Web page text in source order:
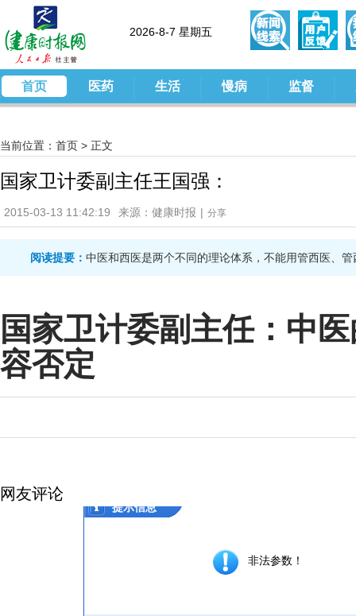
2026-8-7 星期五
首页 医药 生活 慢病 监督
当前位置： 首页 > 正文
国家卫计委副主任王国强：
2015-03-13 11:42:19 来源：健康时报 | 分享
阅读提要： 中医和西医是两个不同的理论体系，不能用管西医、
国家卫计委副主任：中
容否定
网友评论